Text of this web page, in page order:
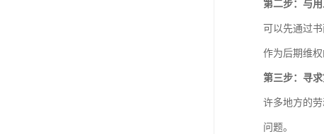
第二步：与用
可以先通过
作为后期维权
第三步：寻求
许多地方的
问题。